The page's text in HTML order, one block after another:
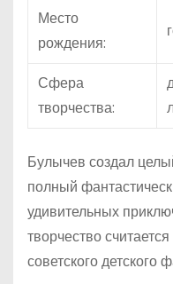
Место
рождения:
Сфера
творчества:
Булычев создал
полный
удивительных
творчество
советского детского